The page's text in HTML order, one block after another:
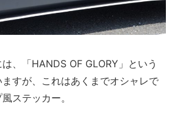
、「HANDS OF GLORY」という
すが、これはあくまでオシャレで
ステッカー。